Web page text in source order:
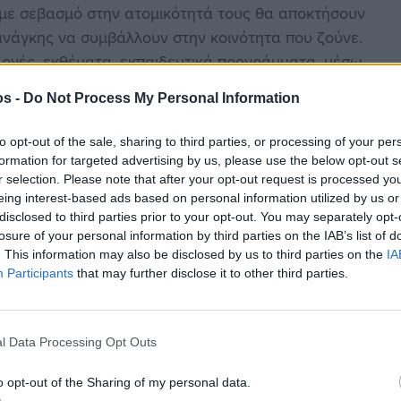
- Do Not Process My Personal Information
opt-out of the sale, sharing to third parties, or processing of your
for targeted advertising by us, please use the below opt-out
selection. Please note that after your opt-out request is processed
interest-based ads based on personal information utilized by us
to third parties prior to your opt-out. You may separately
of your personal information by third parties on the IAB’s list of
This information may also be disclosed by us to third parties on the
Participants that may further disclose it to other third parties.
Data Processing Opt Outs
opt-out of the Sharing of my personal data.
σεβασμό στην ατομικότητά τους θα αποκτήσουν
να συμβάλλουν στην κοινότητα που ζούνε.
εκθέματα, εκπαιδευτικά προγράμματα, μέσω
του πολιτισμού, της ιστορίας, της τέχνης, της
και των ανθρώπινων σχέσεων.
του Ο.Π.Α.Ν. του Δήμου Αθηναίων
στην οδό Κυδαθηναίων 14, στην Πλάκα.
και εκπαιδευτικούς και σε οποιονδήποτε
του παιδιού.
στο Ίδρυμα Μαρία Τσάκος-Διεθνές Κέντρο
παράλληλα εκπαιδευτικά προγράμματα)
παράλληλα εκπαιδευτικά προγράμματα)
4 – 12 χρόνων «Ξεφυλλίζοντας το κοινό μας